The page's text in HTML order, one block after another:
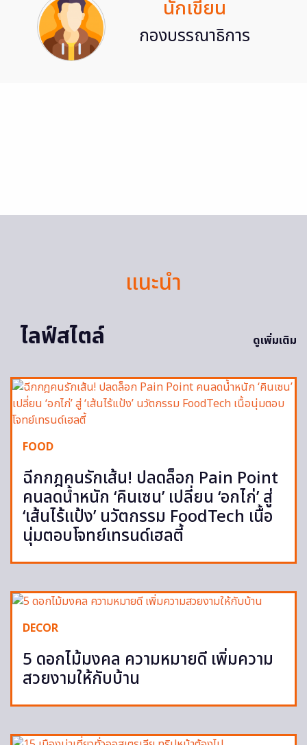
นักเขียน
กองบรรณาธิการ
แนะนำ
ไลฟ์สไตล์
ดูเพิ่มเติม
FOOD
ฉีกกฎคนรักเส้น! ปลดล็อก Pain Point
คนลดน้ำหนัก ‘คินเซน’ เปลี่ยน ‘อกไก่’ สู่
‘เส้นไร้แป้ง’ นวัตกรรม FoodTech เนื้อ
นุ่มตอบโจทย์เทรนด์เฮลตี้
DECOR
5 ดอกไม้มงคล ความหมายดี เพิ่มความ
สวยงามให้กับบ้าน